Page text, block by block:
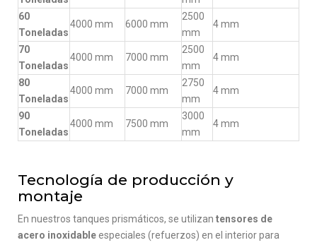
60
Toneladas
4000 mm 6000 mm
2500
mm
4 mm
70
Toneladas
4000 mm 7000 mm
2500
mm
4 mm
80
Toneladas
4000 mm 7000 mm
2750
mm
4 mm
90
Toneladas
4000 mm 7500 mm
3000
mm
4 mm
Tecnología de producción y
montaje
En nuestros tanques prismáticos, se utilizan tensores de
acero inoxidableespeciales (refuerzos) en el interior para